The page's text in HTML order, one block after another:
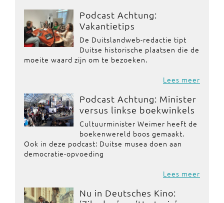
Podcast Achtung:
Vakantietips
De Duitslandweb-redactie tipt
Duitse historische plaatsen die de
moeite waard zijn om te bezoeken.
Lees meer
Podcast Achtung: Minister
versus linkse boekwinkels
Cultuurminister Weimer heeft de
boekenwereld boos gemaakt.
Ook in deze podcast: Duitse musea doen aan
democratie-opvoeding
Lees meer
Nu in Deutsches Kino: